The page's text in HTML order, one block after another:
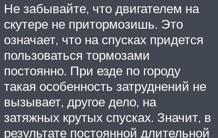
Не забывайте, что двигателем на
скутере не притормозишь. Это
означает, что на спусках придется
пользоваться тормозами
постоянно. При езде по городу
такая особенность затруднений не
вызывает, другое дело, на
затяжных крутых спусках. Значит, в
результате постоянной длительной